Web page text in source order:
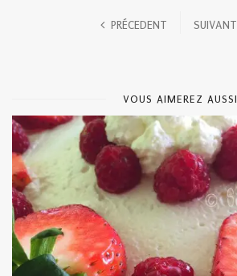
PRÉCEDENT SUIVANT
VOUS AIMEREZ AUSSI